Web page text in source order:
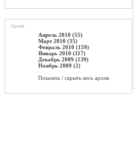
Архив
Апрель 2010 (55)
Март 2010 (35)
Февраль 2010 (159)
Январь 2010 (117)
Декабрь 2009 (139)
Ноябрь 2009 (2)
Показать / скрыть весь архив